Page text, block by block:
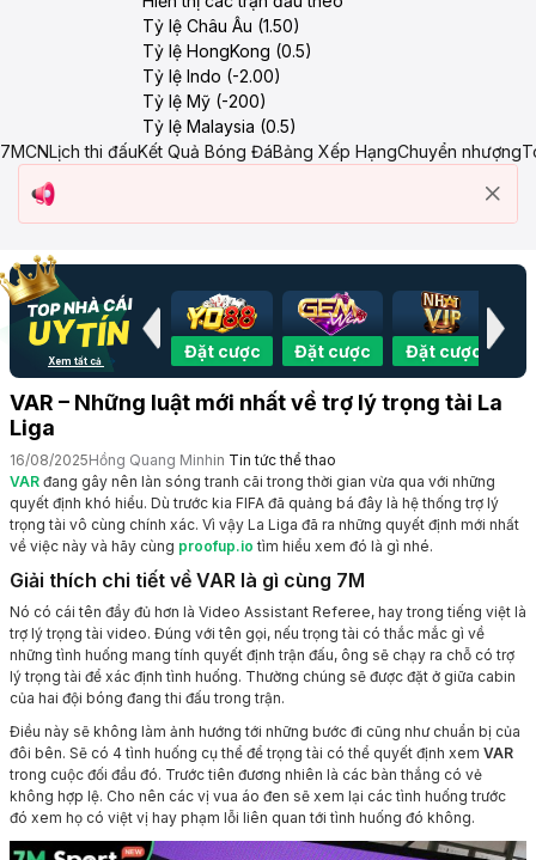
Tỷ lệ Châu Âu (1.50)
Tỷ lệ HongKong (0.5)
Tỷ lệ Indo (-2.00)
Tỷ lệ Mỹ (-200)
Tỷ lệ Malaysia (0.5)
7MCNLịch thi đấuKết Quả Bóng ĐáBảng Xếp HạngChuyển nhượng
Xem tất cảĐặt cược Đặt cược Đặt cược Đặt cược
VAR – Những luật mới nhất về trợ lý trọng tài La
Liga
16/08/2025Hồng Quang Minhin Tin tức thể thao
VAR đang gây nên làn sóng tranh cãi trong thời gian vừa qua với những
quyết định khó hiểu. Dù trước kia FIFA đã quảng bá đây là hệ thống trợ lý
trọng tài vô cùng chính xác. Vì vậy La Liga đã ra những quyết định mới nhất
về việc này và hãy cùng proofup.io tìm hiểu xem đó là gì nhé.
Giải thích chi tiết về VAR là gì cùng 7M
Nó có cái tên đầy đủ hơn là Video Assistant Referee, hay trong tiếng việt là
trợ lý trọng tài video. Đúng với tên gọi, nếu trọng tài có thắc mắc gì về
những tình huống mang tính quyết định trận đấu, ông sẽ chạy ra chỗ có trợ
lý trọng tài để xác định tình huống. Thường chúng sẽ được đặt ở giữa cabin
của hai đội bóng đang thi đấu trong trận.
Điều này sẽ không làm ảnh hướng tới những bước đi cũng như chuẩn bị của
đôi bên. Sẽ có 4 tình huống cụ thể để trọng tài có thể quyết định xem VAR
trong cuộc đối đầu đó. Trước tiên đương nhiên là các bàn thắng có vẻ
không hợp lệ. Cho nên các vị vua áo đen sẽ xem lại các tình huống trước
đó xem họ có việt vị hay phạm lỗi liên quan tới tình huống đó không.